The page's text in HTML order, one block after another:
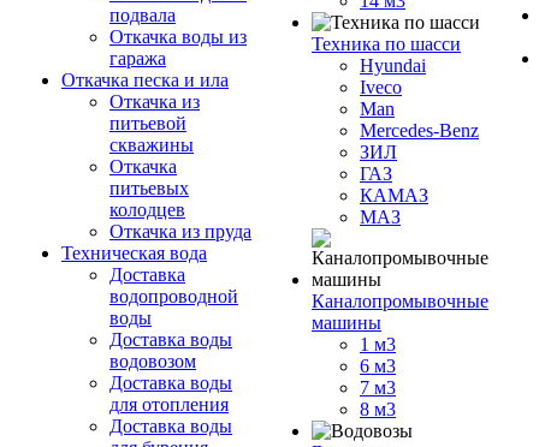
подвала
Откачка воды из
гаража
Откачка песка и ила
Откачка из
питьевой
скважины
Откачка
питьевых
колодцев
Откачка из пруда
Техническая вода
Доставка
водопроводной
воды
Доставка воды
водовозом
Доставка воды
для отопления
Доставка воды
Техника по шасси
Hyundai
Iveco
Man
Mercedes-Benz
ЗИЛ
ГАЗ
КАМАЗ
МАЗ
Каналопромывочные
машины
1 м3
6 м3
7 м3
8 м3